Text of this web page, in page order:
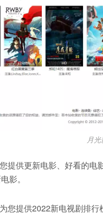
月
提供更新电影、好看的
影。
您提供2022新电视剧排